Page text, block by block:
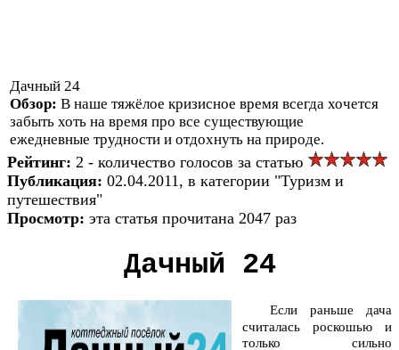
Дачный 24
Обзор: В наше тяжёлое кризисное время всегда хочется
забыть хоть на время про все существующие
ежедневные трудности и отдохнуть на природе.
Рейтинг: 2 - количество голосов за статью
Публикация: 02.04.2011, в категории "Туризм и
путешествия"
Просмотр: эта статья прочитана 2047 раз
Дачный 24
Если раньше дача
считалась роскошью и
только сильно